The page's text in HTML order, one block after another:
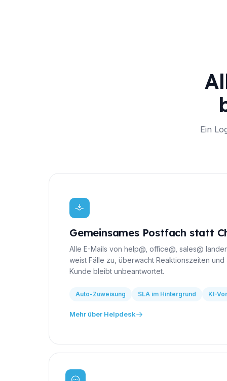
Ein
Gemeinsames Postfach statt
Alle E-Mails von help@, office@, sales@
weist Fälle zu, überwacht Reaktionszeiten und
Kunde bleibt unbeantwortet.
Auto-Zuweisung SLA im Hintergrund KI-
Mehr über Helpdesk